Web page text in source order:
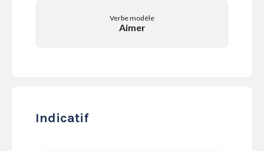
Verbe modèle
Aimer
Indicatif